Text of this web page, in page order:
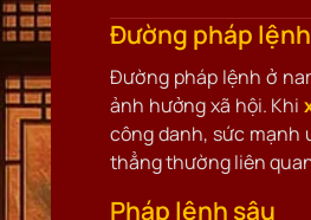
Đường pháp
Đường pháp lệnh ở
ảnh hưởng xã hội. Khi
công danh, sức mạnh
thẳng thường liên
Pháp lệnh sâu